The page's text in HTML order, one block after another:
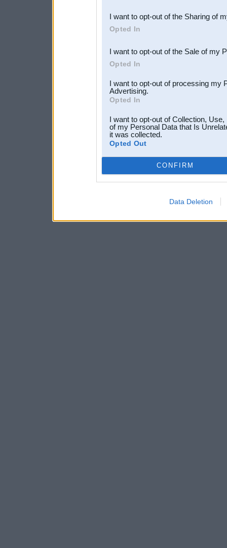
Downstream Participants
third parties.
I want to opt-out of the Sharing of
Opted In
I want to opt-out of the Sale of my
Opted In
I want to opt-out of processing my
Advertising.
Opted In
I want to opt-out of Collection,
of my Personal Data that Is
it was collected.
Opted Out
CONFIRM
Data Deletion